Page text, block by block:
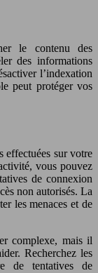
le contenu des
des informations
l’indexation
peut protéger vos
effectuées sur votre
vous pouvez
de connexion
non autorisés. La
les menaces et de
complexe, mais il
Recherchez les
de tentatives de